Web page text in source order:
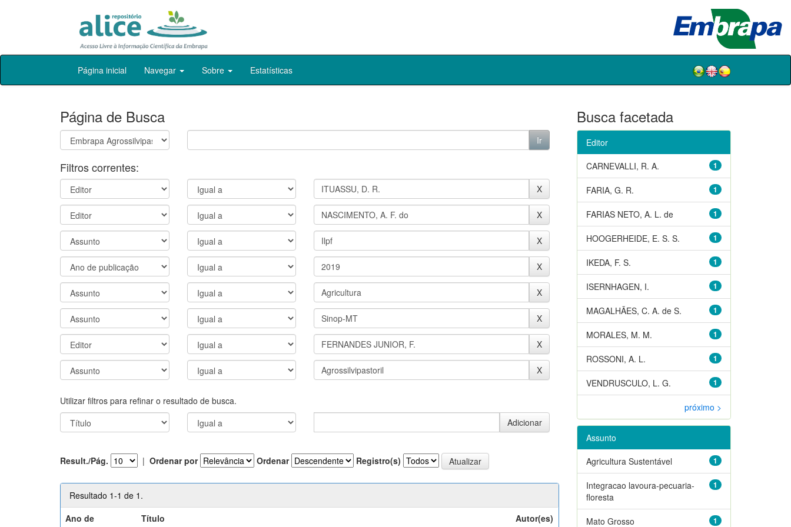
Skip
Página inicial Navegar Sobre Estatísticas
Página de Busca
Filtros correntes:
Utilizar filtros para refinar o resultado de busca.
Result./Pág. | Ordenar por Ordenar Registro(s)
Resultado 1-1 de 1.
Ano de
Título Autor(es)
Busca facetada
Editor
1
CARNEVALLI, R. A.
1
FARIA, G. R.
1
FARIAS NETO, A. L. de
1
HOOGERHEIDE, E. S. S.
1
IKEDA, F. S.
1
ISERNHAGEN, I.
1
MAGALHÃES, C. A. de S.
1
MORALES, M. M.
1
ROSSONI, A. L.
1
VENDRUSCULO, L. G.
próximo >
Assunto
1
Agricultura Sustentável
1
Integracao lavoura-pecuaria-
floresta
1
Mato Grosso